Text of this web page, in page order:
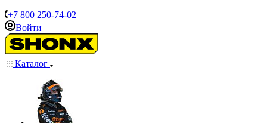
+7 800 250-74-02
Войти
Каталог